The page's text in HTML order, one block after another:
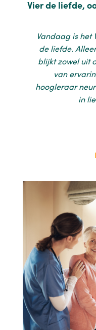
Vier de liefde,
Vandaag is het
de liefde.
blijkt zowel uit
van
hoogleraar
in